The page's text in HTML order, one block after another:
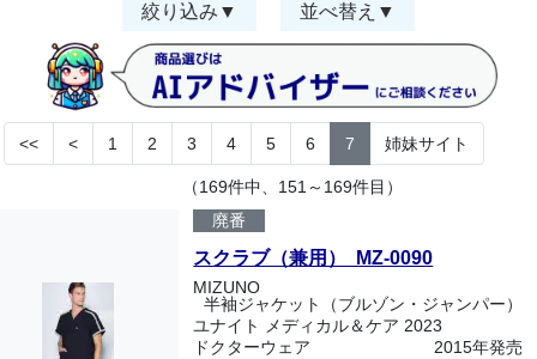
絞り込み 並べ替え
<< < 1 2 3 4 5 6 7 姉妹サイト
（169件中、151～169件目）
廃番
スクラブ（兼用） MZ-0090
MIZUNO
半袖ジャケット（ブルゾン・ジャンパー）
ユナイト メディカル＆ケア 2023
ドクターウェア
2015年発売